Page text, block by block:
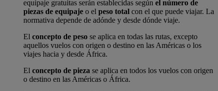
equipaje gratuitas serán establecidas según el número de
piezas de equipaje o el peso total con el que puede viajar. La
normativa depende de adónde y desde dónde viaje.
El concepto de peso se aplica en todas las rutas, excepto
aquellos vuelos con origen o destino en las Américas o los
viajes hacia y desde África.
El concepto de pieza se aplica en todos los vuelos con origen
o destino en las Américas o África.